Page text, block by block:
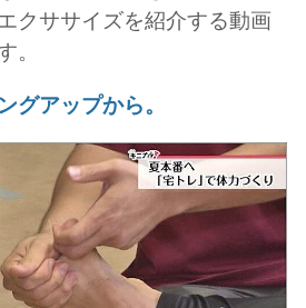
クササイズを紹介する動画
。
グアップから。